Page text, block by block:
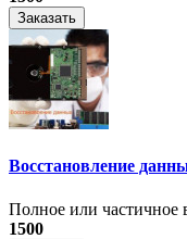
Заказать
Восстановление
Полное или частичное
1500